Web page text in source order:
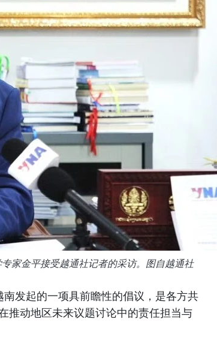
家金平接受越通社记者的采访。图自越通社
发起的一项具前瞻性的倡议，是各方共
推动地区未来议题讨论中的责任担当与